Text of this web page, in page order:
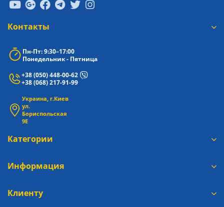
Контакты
Пн-Пт: 9:30–17:00
Понедельник - Пятница
+38 (050) 448-00-62
+38 (068) 217-91-99
Украина, г.Киев
ул.
Бориспольская
9Е
Категории
Информация
Клиенту